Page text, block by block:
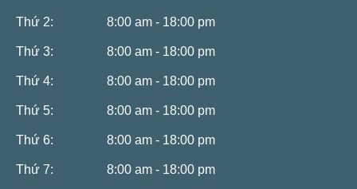
Thứ 2: 8:00 am - 18:00 pm
Thứ 3: 8:00 am - 18:00 pm
Thứ 4: 8:00 am - 18:00 pm
Thứ 5: 8:00 am - 18:00 pm
Thứ 6: 8:00 am - 18:00 pm
Thứ 7: 8:00 am - 18:00 pm